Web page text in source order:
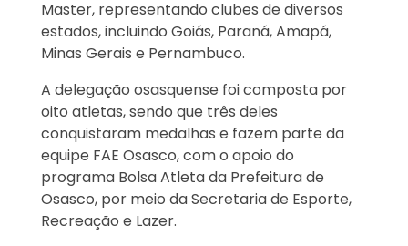
Master, representando clubes de diversos
estados, incluindo Goiás, Paraná, Amapá,
Minas Gerais e Pernambuco.
A delegação osasquense foi composta por
oito atletas, sendo que três deles
conquistaram medalhas e fazem parte da
equipe FAE Osasco, com o apoio do
programa Bolsa Atleta da Prefeitura de
Osasco, por meio da Secretaria de Esporte,
Recreação e Lazer.